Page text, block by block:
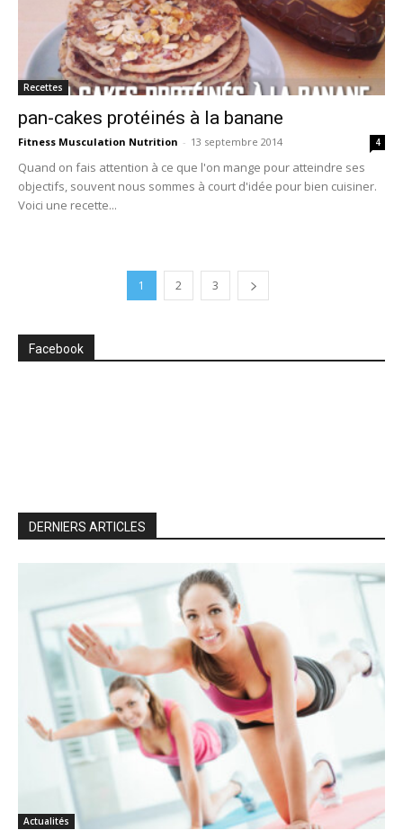
Recettes
pan-cakes protéinés à la banane
Fitness Musculation Nutrition - 13 septembre 2014 4
Quand on fais attention à ce que l'on mange pour atteindre ses
objectifs, souvent nous sommes à court d'idée pour bien cuisiner.
Voici une recette...
1 2 3
Facebook
DERNIERS ARTICLES
Actualités